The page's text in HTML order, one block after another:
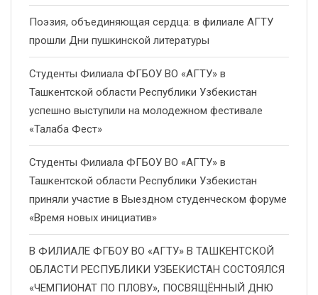
Поэзия, объединяющая сердца: в филиале АГТУ
прошли Дни пушкинской литературы
Студенты Филиала ФГБОУ ВО «АГТУ» в
Ташкентской области Республики Узбекистан
успешно выступили на молодежном фестивале
«Талаба Фест»
Студенты Филиала ФГБОУ ВО «АГТУ» в
Ташкентской области Республики Узбекистан
приняли участие в Выездном студенческом форуме
«Время новых инициатив»
В ФИЛИАЛЕ ФГБОУ ВО «АГТУ» В ТАШКЕНТСКОЙ
ОБЛАСТИ РЕСПУБЛИКИ УЗБЕКИСТАН СОСТОЯЛСЯ
«ЧЕМПИОНАТ ПО ПЛОВУ», ПОСВЯЩЁННЫЙ ДНЮ